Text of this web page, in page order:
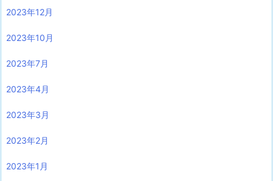
2023年12月
2023年10月
2023年7月
2023年4月
2023年3月
2023年2月
2023年1月